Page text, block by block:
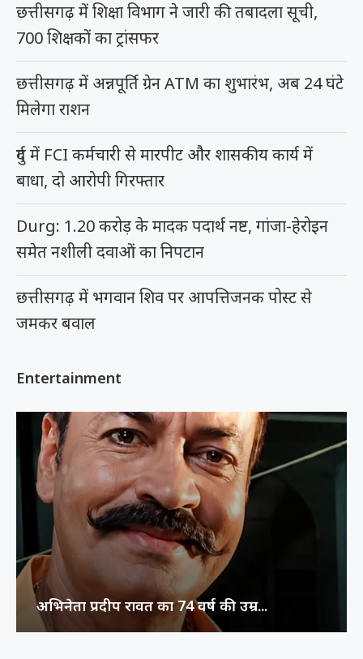
छत्तीसगढ़ में शिक्षा विभाग ने जारी की तबादला सूची,
700 शिक्षकों का ट्रांसफर
छत्तीसगढ़ में अन्नपूर्ति ग्रेन ATM का शुभारंभ, अब 24 घंटे
मिलेगा राशन
दुर्ग में FCI कर्मचारी से मारपीट और शासकीय कार्य में
बाधा, दो आरोपी गिरफ्तार
Durg: 1.20 करोड़ के मादक पदार्थ नष्ट, गांजा-हेरोइन
समेत नशीली दवाओं का निपटान
छत्तीसगढ़ में भगवान शिव पर आपत्तिजनक पोस्ट से
जमकर बवाल
Entertainment
अभिनेता प्रदीप रावत का 74 वर्ष की उम्र...